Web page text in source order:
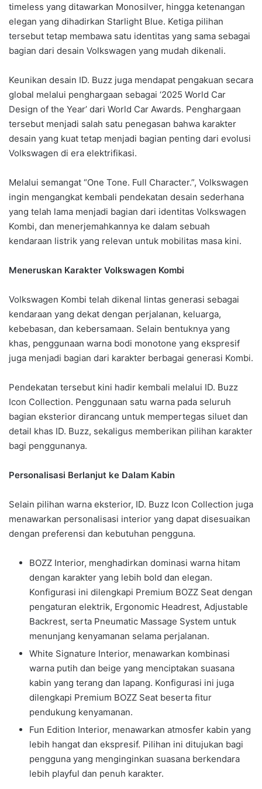
timeless yang ditawarkan Monosilver, hingga ketenangan
elegan yang dihadirkan Starlight Blue. Ketiga pilihan
tersebut tetap membawa satu identitas yang sama sebagai
bagian dari desain Volkswagen yang mudah dikenali.
Keunikan desain ID. Buzz juga mendapat pengakuan secara
global melalui penghargaan sebagai ‘2025 World Car
Design of the Year’ dari World Car Awards. Penghargaan
tersebut menjadi salah satu penegasan bahwa karakter
desain yang kuat tetap menjadi bagian penting dari evolusi
Volkswagen di era elektrifikasi.
Melalui semangat “One Tone. Full Character.”, Volkswagen
ingin mengangkat kembali pendekatan desain sederhana
yang telah lama menjadi bagian dari identitas Volkswagen
Kombi, dan menerjemahkannya ke dalam sebuah
kendaraan listrik yang relevan untuk mobilitas masa kini.
Meneruskan Karakter Volkswagen Kombi
Volkswagen Kombi telah dikenal lintas generasi sebagai
kendaraan yang dekat dengan perjalanan, keluarga,
kebebasan, dan kebersamaan. Selain bentuknya yang
khas, penggunaan warna bodi monotone yang ekspresif
juga menjadi bagian dari karakter berbagai generasi Kombi.
Pendekatan tersebut kini hadir kembali melalui ID. Buzz
Icon Collection. Penggunaan satu warna pada seluruh
bagian eksterior dirancang untuk mempertegas siluet dan
detail khas ID. Buzz, sekaligus memberikan pilihan karakter
bagi penggunanya.
Personalisasi Berlanjut ke Dalam Kabin
Selain pilihan warna eksterior, ID. Buzz Icon Collection juga
menawarkan personalisasi interior yang dapat disesuaikan
dengan preferensi dan kebutuhan pengguna.
BOZZ Interior, menghadirkan dominasi warna hitam
dengan karakter yang lebih bold dan elegan.
Konfigurasi ini dilengkapi Premium BOZZ Seat dengan
pengaturan elektrik, Ergonomic Headrest, Adjustable
Backrest, serta Pneumatic Massage System untuk
menunjang kenyamanan selama perjalanan.
White Signature Interior, menawarkan kombinasi
warna putih dan beige yang menciptakan suasana
kabin yang terang dan lapang. Konfigurasi ini juga
dilengkapi Premium BOZZ Seat beserta fitur
pendukung kenyamanan.
Fun Edition Interior, menawarkan atmosfer kabin yang
lebih hangat dan ekspresif. Pilihan ini ditujukan bagi
pengguna yang menginginkan suasana berkendara
lebih playful dan penuh karakter.